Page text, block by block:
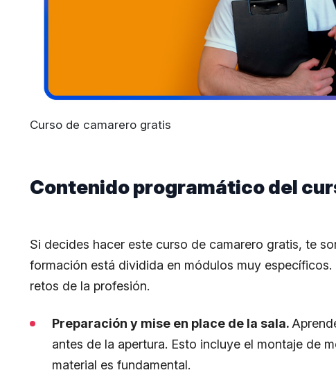
Curso de camarero gratis
Contenido programático del
Si decides hacer este curso de camarero gratis, te
formación está dividida en módulos muy
retos de la profesión.
Preparación y mise en place de la sala.
antes de la apertura. Esto incluye el montaje de
material es fundamental.